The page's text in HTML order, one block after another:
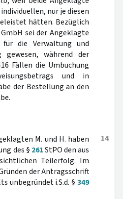
nur je diesen
hätten. Bezüglich
sei der Angeklagte
die Verwaltung und
gewesen, während der
Fällen die Umbuchung
und in
der Bestellung an den
14
M. und H. haben
des § 261StPO den aus
Teilerfolg. Im
der Antragsschrift
unbegründet i.S.d. § 349